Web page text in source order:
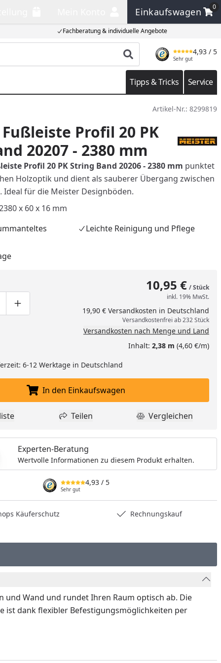
Fachberatung & individuelle Angebote
Einkaufswagen
0
Einkaufswagen
Produkt suchen
4,93 / 5
Sehr gut
Tipps & Tricks Service
Artikel-Nr.: 8299819
Fußleiste Profil 20 PK
20207 - 2380 mm
Profil 20 PK String Band 20206 - 2380 mm punktet
Holzoptik und dient als sauberer Übergang zwischen
Ideal für die Meister Designböden.
x 60 x 16 mm
Leichte Reinigung und Pflege
um eins verringern
manuell eingeben
Produktmenge um eins erhöhen
10,95 € / Stück
inkl. 19% MwSt.
19,90 € Versandkosten in Deutschland
Versandkostenfrei ab 232 Stück
Versandkosten nach Menge und Land
Inhalt: 2,38 m (4,60 €/m)
6-12 Werktage in Deutschland
In den Einkaufswagen legen
In den Einkaufswagen
zur Wunschliste hinzufügen
Teilen
Teilen Produkt
Vergleichen
Experten-Beratung
Wertvolle Informationen zu diesem Produkt erhalten.
4,93 / 5
Sehr gut
Käuferschutz Rechnungskauf
und Wand und rundet Ihren Raum optisch ab. Die
ist dank flexibler Befestigungsmöglichkeiten per